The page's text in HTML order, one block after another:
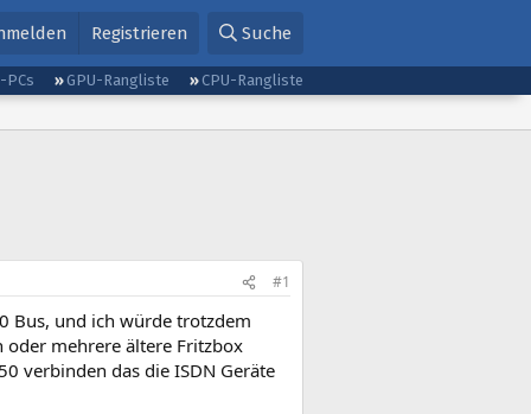
Registrieren Suche
PCs GPU-Rangliste CPU-Rangliste
#1
Bus, und ich würde trotzdem
oder mehrere ältere Fritzbox
verbinden das die ISDN Geräte